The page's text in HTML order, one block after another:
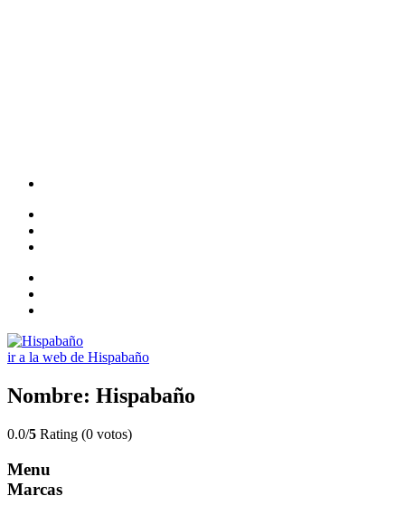
ir a la web de Hispabaño
Nombre: Hispabaño
0.0/5 Rating (0 votos)
Menu
Marcas